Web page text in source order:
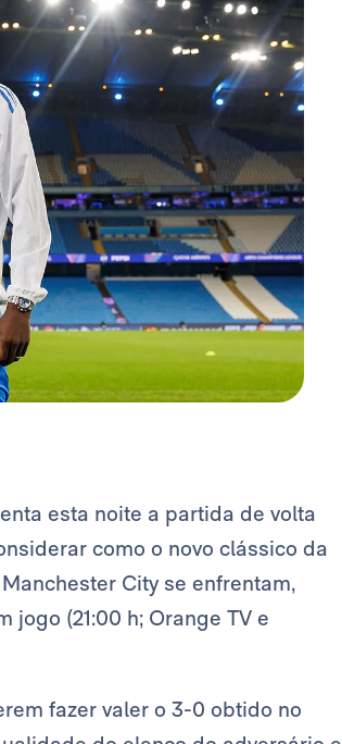
esta noite a partida de volta
como o novo clássico da
City se enfrentam,
(21:00 h; Orange TV e
fazer valer o 3-0 obtido no